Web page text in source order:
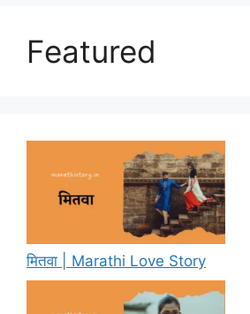
Featured
मितवा | Marathi Love Story